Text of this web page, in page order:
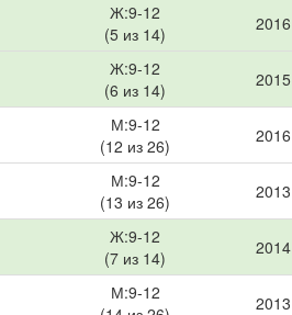
Ж:9-12
(5 из 14)
2016
Ж:9-12
(6 из 14)
2015
М:9-12
(12 из 26)
2016
М:9-12
(13 из 26)
2013
Ж:9-12
(7 из 14)
2014
М:9-12
2013